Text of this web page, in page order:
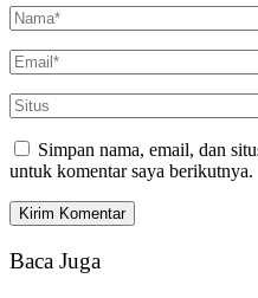
Simpan nama, email, dan
untuk komentar saya berikutnya.
Baca Juga